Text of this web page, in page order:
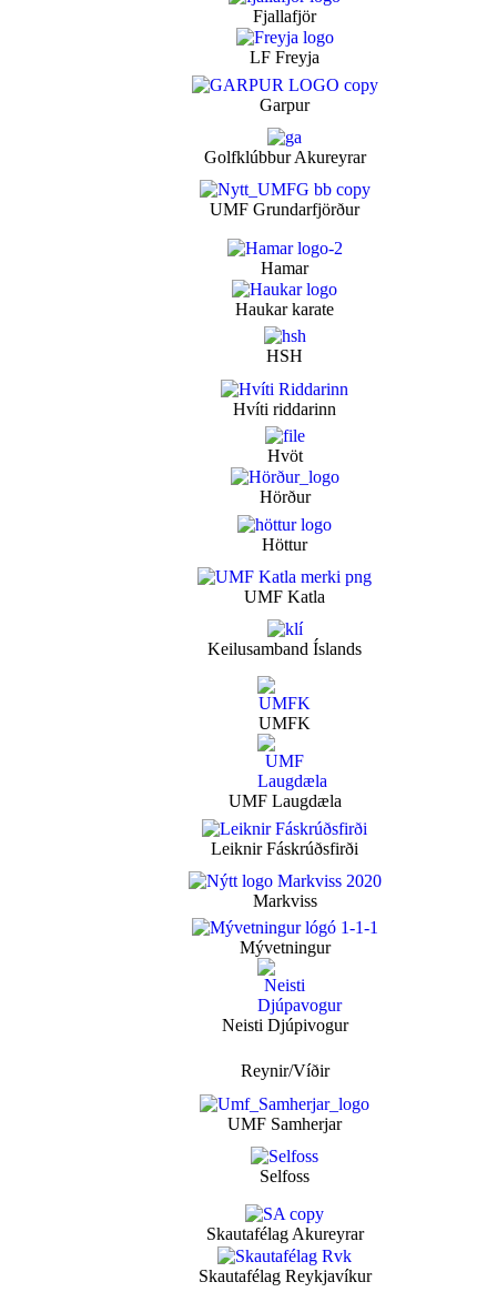
Fjallafjör
LF Freyja
Garpur
Golfklúbbur Akureyrar
UMF Grundarfjörður
Hamar
Haukar karate
HSH
Hvíti riddarinn
Hvöt
Hörður
Höttur
UMF Katla
Keilusamband Íslands
UMFK
UMF Laugdæla
Leiknir Fáskrúðsfirði
Markviss
Mývetningur
Neisti Djúpivogur
Reynir/Víðir
UMF Samherjar
Selfoss
Skautafélag Akureyrar
Skautafélag Reykjavíkur